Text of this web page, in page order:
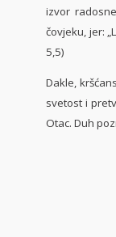
izvor
čovjeku, jer:
5,5)
Dakle,
svetost i
Otac. Duh